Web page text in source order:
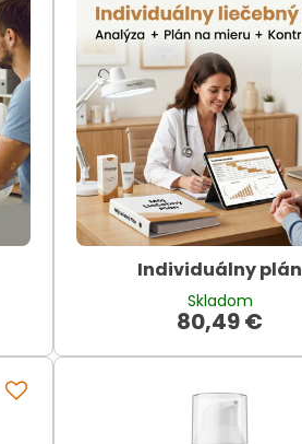
Individuálny plán
Skladom
80,49 €